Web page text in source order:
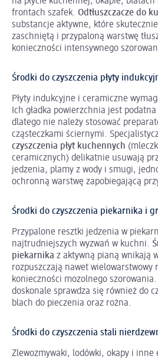
frontach szafek. Odtłuszczacze do
substancje aktywne, które
zaschniętą i przypaloną warstwę
konieczności intensywnego
Środki do czyszczenia płyty
Płyty indukcyjne i ceramiczne
Ich gładka powierzchnia jest
dlatego nie należy stosować
cząsteczkami ściernymi.
czyszczenia płyt kuchennych
ceramicznych) delikatnie usuwają
jedzenia, plamy z wody i smugi,
ochronną warstwę zapobiegającą
Środki do czyszczenia piekarnika i
Przypalone resztki jedzenia w
najtrudniejszych wyzwań w kuchni.
piekarnika z aktywną pianą wnikają
rozpuszczają nawet
konieczności mozolnego
doskonale sprawdza się również do
blach do pieczenia oraz rożna.
Środki do czyszczenia stali
Zlewozmywaki, lodówki, okapy i inne